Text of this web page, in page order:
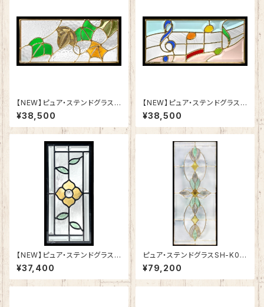
【NEW】ピュア・ステンドグラスS
H-K17
¥38,500
【NEW】ピュア・ステンドグラスS
H-K18
¥38,500
【NEW】ピュア・ステンドグラスS
H-K19
¥37,400
ピュア・ステンドグラスSH-K01
N
¥79,200